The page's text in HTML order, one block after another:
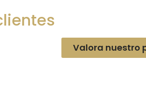
Valora nuestro